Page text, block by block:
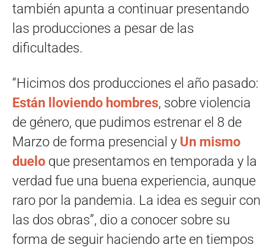
también apunta a continuar presentando
las producciones a pesar de las
dificultades.
“Hicimos dos producciones el año pasado:
Están lloviendo hombres, sobre violencia
de género, que pudimos estrenar el 8 de
Marzo de forma presencial y Un mismo
duelo que presentamos en temporada y la
verdad fue una buena experiencia, aunque
raro por la pandemia. La idea es seguir con
las dos obras”, dio a conocer sobre su
forma de seguir haciendo arte en tiempos